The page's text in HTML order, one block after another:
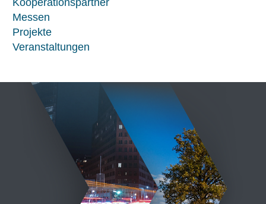
Messen
Projekte
Veranstaltungen